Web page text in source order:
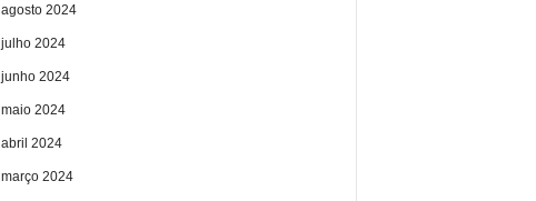
agosto 2024
julho 2024
junho 2024
maio 2024
abril 2024
março 2024